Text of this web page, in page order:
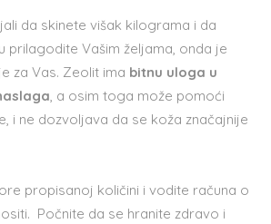
da skinete višak kilograma i da
prilagodite Vašim željama, onda je
za Vas. Zeolit ima bitnu uloga u
, a osim toga može pomoći
i ne dozvoljava da se koža značajnije
propisanoj količini i vodite računa o
Počnite da se hranite zdravo i